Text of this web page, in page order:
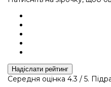
Надіслати рейтинг
Середня оцінка 4.3 / 5.